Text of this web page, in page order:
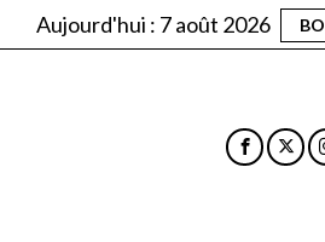
Aujourd'hui : 7 août 2026